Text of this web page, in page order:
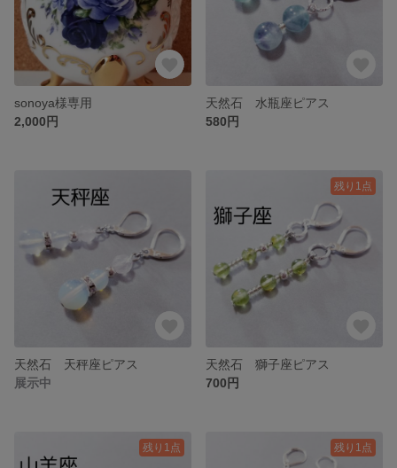
sonoya様専用
2,000円
天然石 水瓶座ピアス
580円
天然石 天秤座ピアス
展示中
残り1点
天然石 獅子座ピアス
700円
残り1点 残り1点